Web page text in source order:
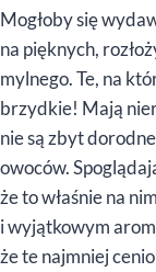
Mogłoby się
na pięknych,
mylnego. Te, na
brzydkie! Mają
nie są zbyt
owoców.
że to właśnie na
i wyjątkowym
że te najmniej